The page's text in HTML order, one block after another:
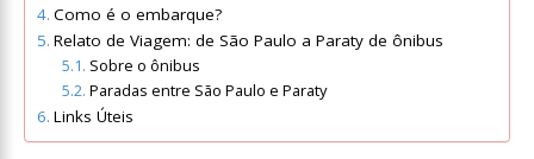
Como é o embarque?
Relato de Viagem: de São Paulo a Paraty de ônibus
Sobre o ônibus
Paradas entre São Paulo e Paraty
Links Úteis